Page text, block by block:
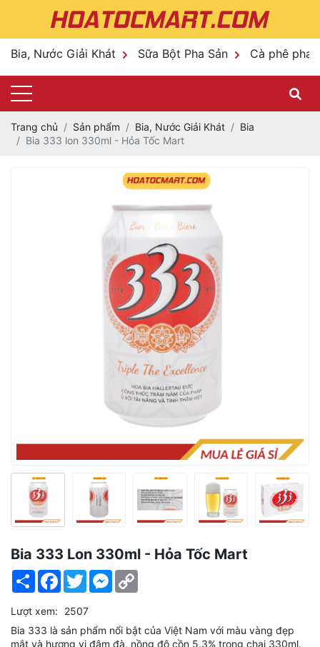
Bia, Nước Giải Khát Sữa Bột Pha Sản Cà phê pha
Trang chủ Sản phẩm Bia, Nước Giải Khát
Bia
Bia 333 lon 330ml - Hỏa Tốc Mart
Bia 333 Lon 330ml - Hỏa Tốc Mart
Share Facebook
TwitterMessenger
Lượt xem:
2507
Bia 333 là sản phẩm nổi bật của Việt Nam với màu vàng đẹp
mắt và hương vị đậm đà, nồng độ cồn 5.3% trong chai 330ml.